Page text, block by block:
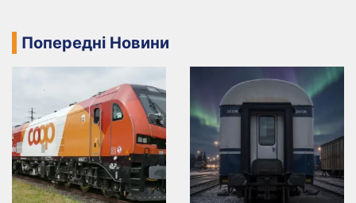
Попередні Новини